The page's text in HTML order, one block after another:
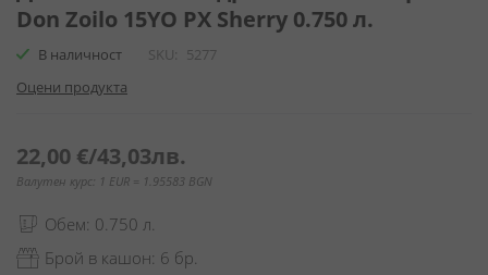
началото
на
галерия
снимки
Don Zoilo 15YO PX Sherry 0.750 л.
В наличност SKU
5277
Оцени продукта
22,00 €/43,03лв.
Валутен курс: 1 EUR = 1.95583 BGN
Обем: 0.750 л.
Брой в кашон: 6 бр.